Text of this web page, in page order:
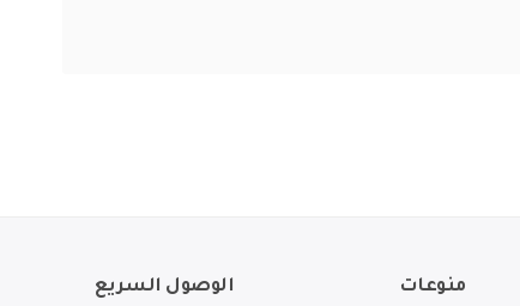
منوعات الوصول السريع